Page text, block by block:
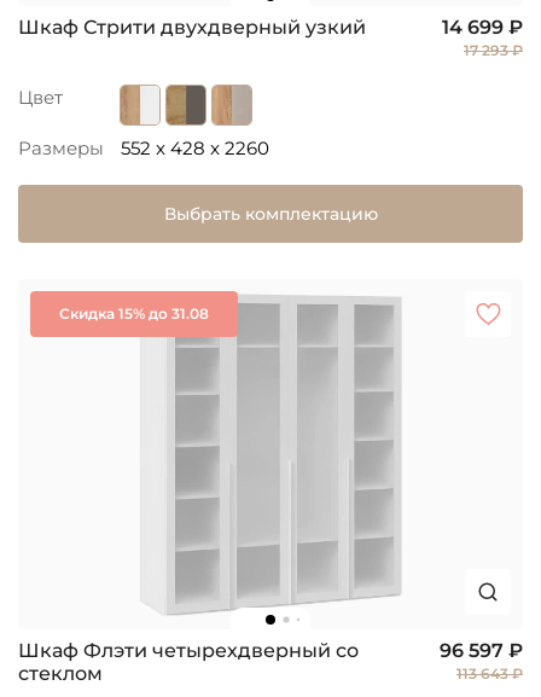
Шкаф Стрити двухдверный узкий 14 699 ₽
17 293 ₽
Цвет
Размеры 552 x 428 x 2260
Выбрать комплектацию
Скидка 15% до 31.08
Шкаф Флэти четырехдверный со
стеклом
96 597 ₽
113 643 ₽